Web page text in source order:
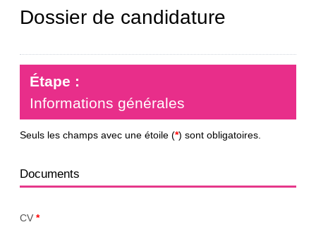
Dossier de candidature
Étape :
Informations générales
Seuls les champs avec une étoile (*) sont obligatoires.
Documents
CV *